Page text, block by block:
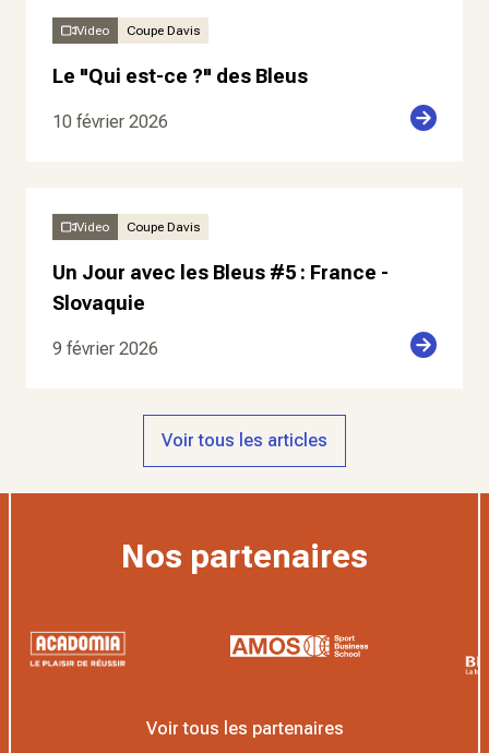
Video Coupe Davis
Le "Qui est-ce ?" des Bleus
10 février 2026
Video Coupe Davis
Un Jour avec les Bleus #5 : France -
Slovaquie
9 février 2026
Voir tous les articles
Nos partenaires
Voir tous les partenaires